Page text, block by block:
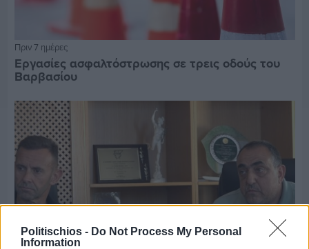
Politischios - Do Not Process My Personal
Information
Πριν 7 ημέρες
Εργασίες ασφαλτόστρωσης σε τρεις οδούς του
Βαρβασίου